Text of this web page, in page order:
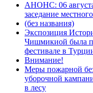
АНОНС: 06 августа
заседание
(без названия)
Экспозиция
Чишмикиой была
фестивале в
Внимание!
Меры пожарной
уборочной
в лесу